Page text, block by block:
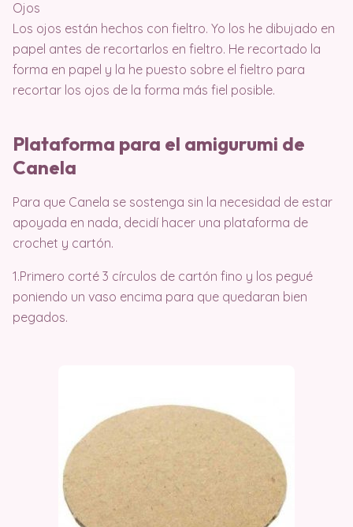
Ojos
Los ojos están hechos con fieltro. Yo los he dibujado en
papel antes de recortarlos en fieltro. He recortado la
forma en papel y la he puesto sobre el fieltro para
recortar los ojos de la forma más fiel posible.
Plataforma para el amigurumi de
Canela
Para que Canela se sostenga sin la necesidad de estar
apoyada en nada, decidí hacer una plataforma de
crochet y cartón.
1.Primero corté 3 círculos de cartón fino y los pegué
poniendo un vaso encima para que quedaran bien
pegados.